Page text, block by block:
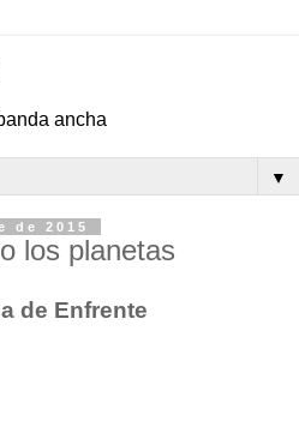
ancha
▼
de 2015
los planetas
de Enfrente